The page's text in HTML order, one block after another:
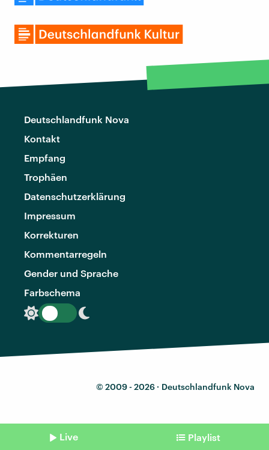
Deutschlandfunk Nova
Kontakt
Empfang
Trophäen
Datenschutzerklärung
Impressum
Korrekturen
Kommentarregeln
Gender und Sprache
Farbschema
© 2009 - 2026 · Deutschlandfunk Nova
Live Playlist